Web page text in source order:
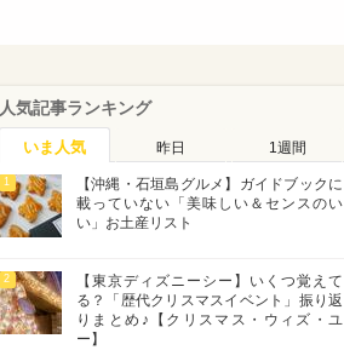
人気記事ランキング
いま人気 昨日 1週間
1
【沖縄・石垣島グルメ】ガイドブックに
載っていない「美味しい＆センスのい
い」お土産リスト
2
【東京ディズニーシー】いくつ覚えて
る？「歴代クリスマスイベント」振り返
りまとめ♪【クリスマス・ウィズ・ユ
ー】